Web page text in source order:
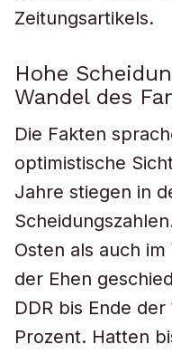
Zeitungsartikels.
Hohe
Wandel des
Die Fakten
optimistische
Jahre stiegen in
Osten als auch
der Ehen
DDR bis Ende
Prozent. Hatten